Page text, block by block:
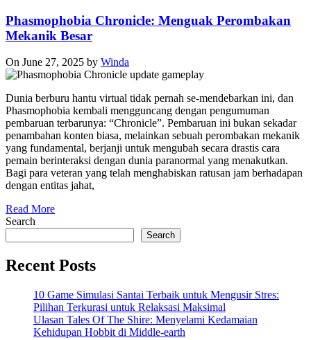
Phasmophobia Chronicle: Menguak Perombakan
Mekanik Besar
On June 27, 2025 by Winda
Dunia berburu hantu virtual tidak pernah se-mendebarkan ini, dan
Phasmophobia kembali mengguncang dengan pengumuman
pembaruan terbarunya: “Chronicle”. Pembaruan ini bukan sekadar
penambahan konten biasa, melainkan sebuah perombakan mekanik
yang fundamental, berjanji untuk mengubah secara drastis cara
pemain berinteraksi dengan dunia paranormal yang menakutkan.
Bagi para veteran yang telah menghabiskan ratusan jam berhadapan
dengan entitas jahat,
Read More
Search
Search
Recent Posts
10 Game Simulasi Santai Terbaik untuk Mengusir Stres:
Pilihan Terkurasi untuk Relaksasi Maksimal
Ulasan Tales Of The Shire: Menyelami Kedamaian
Kehidupan Hobbit di Middle-earth